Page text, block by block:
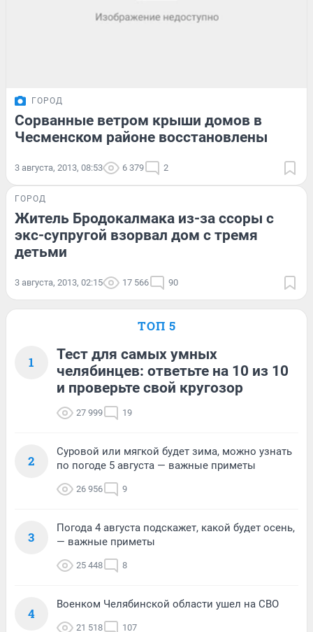
ГОРОД
Сорванные ветром крыши домов в
Чесменском районе восстановлены
3 августа, 2013, 08:53 6 379 2
ГОРОД
Житель Бродокалмака из-за ссоры с
экс-супругой взорвал дом с тремя
детьми
3 августа, 2013, 02:15 17 566 90
ТОП 5
1
Тест для самых умных
челябинцев: ответьте на 10 из 10
и проверьте свой кругозор
27 999 19
2
Суровой или мягкой будет зима, можно узнать
по погоде 5 августа — важные приметы
26 956 9
3
Погода 4 августа подскажет, какой будет осень,
— важные приметы
25 448 8
4
Военком Челябинской области ушел на СВО
21 518 107